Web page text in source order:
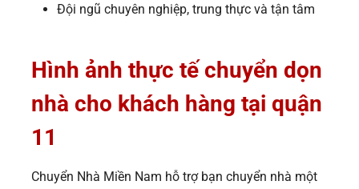
Đội ngũ chuyên nghiệp, trung thực và tận tâm
Hình ảnh thực tế chuyển dọn
nhà cho khách hàng tại quận
11
Chuyển Nhà Miền Nam hỗ trợ bạn chuyển nhà một